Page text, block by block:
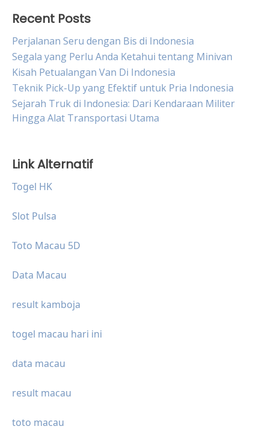
Recent Posts
Perjalanan Seru dengan Bis di Indonesia
Segala yang Perlu Anda Ketahui tentang Minivan
Kisah Petualangan Van Di Indonesia
Teknik Pick-Up yang Efektif untuk Pria Indonesia
Sejarah Truk di Indonesia: Dari Kendaraan Militer
Hingga Alat Transportasi Utama
Link Alternatif
Togel HK
Slot Pulsa
Toto Macau 5D
Data Macau
result kamboja
togel macau hari ini
data macau
result macau
toto macau